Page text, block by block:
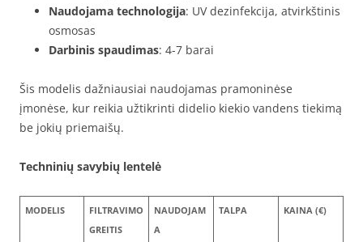
Naudojama technologija: UV dezinfekcija, atvirkštinis
osmosas
Darbinis spaudimas: 4-7 barai
Šis modelis dažniausiai naudojamas pramoninėse
įmonėse, kur reikia užtikrinti didelio kiekio vandens tiekimą
be jokių priemaišų.
Techninių savybių lentelė
MODELIS
FILTRAVIMO
GREITIS
NAUDOJAM
A
TALPA KAINA (€)